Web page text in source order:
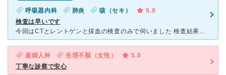
呼吸器内科 肺炎 咳（セキ）
5.0
検査は早いです
今回はCTとレントゲンと採血の検査のみで伺いました 検査結果を待つのは当たり前と思っているので診察は別の日に分けてしてます CTのみ9時予約で8時半頃受付をしました 5分もしないうちに呼ばれ直ぐ
産婦人科 生理不順（女性）
5.0
丁寧な診察で安心